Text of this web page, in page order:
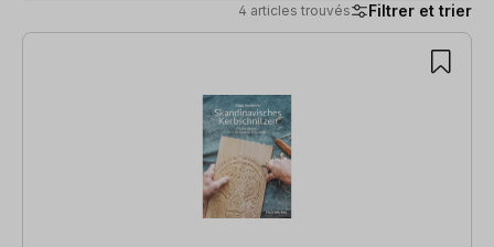
4 articles trouvés Filtrer et trier
4 articles trouvés